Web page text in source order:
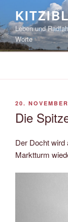
springenLeben und
Worte
20.
Die
Der Docht wird
Marktturm